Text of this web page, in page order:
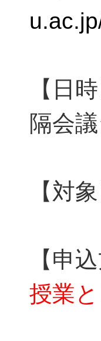
【日
隔会
【対
【申
授業
以